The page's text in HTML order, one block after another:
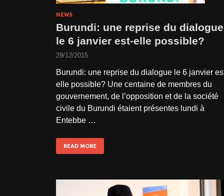
NEWS
Burundi: une reprise du dialogue
le 6 janvier est-elle possible?
29/12/2015
Burundi: une reprise du dialogue le 6 janvier
elle possible? Une centaine de membres du
gouvernement, de l’opposition et de la société
civile du Burundi étaient présentes lundi à
Entebbe …
READ MORE